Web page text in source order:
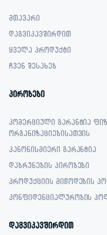
მთავარი
დაგვიკავშირდით
ყველა პროდუქტი
ჩვენ შესახებ
პირობები
კომერციული გარანტია
ორგანიზაციებისათვის
კანონისმიერი გარანტია
დაბრუნების პირობები
პროდუქციის მიწოდების
კონფიდენციალურობის
დაგვიკავშირდით